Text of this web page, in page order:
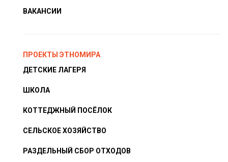
ВАКАНСИИ
ПРОЕКТЫ ЭТНОМИРА
ДЕТСКИЕ ЛАГЕРЯ
ШКОЛА
КОТТЕДЖНЫЙ ПОСЁЛОК
СЕЛЬСКОЕ ХОЗЯЙСТВО
РАЗДЕЛЬНЫЙ СБОР ОТХОДОВ